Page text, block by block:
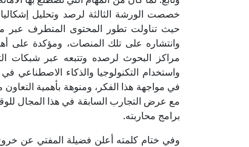
خصصت الورشة الثالثة لرصد وتحليل
حيث تناولت تطور المحتوى المتطرف عبر
وانتشاره على تلك المنصات، ومؤكدة على
مراكز البحوث لرصده وتتبعه عبر شبكات
واستخدام التكنولوجيا والذكاء الاصطناعي
في مواجهة هذا الفكر، ومنوهة بأهمية
مع عرض التجارب السابقة في هذا المجال
برامج محاربته.
وفي ختام كلمته أعلن فضيلة المفتي عن